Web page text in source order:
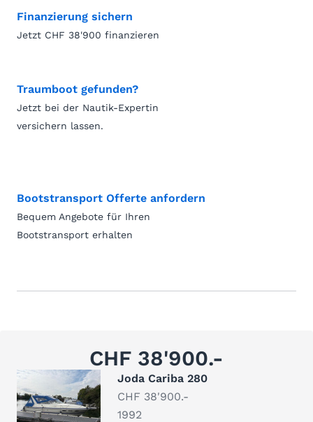
Finanzierung sichern
Jetzt CHF 38'900 finanzieren
Traumboot gefunden?
Jetzt bei der Nautik-Expertin
versichern lassen.
Bootstransport Offerte anfordern
Bequem Angebote für Ihren
Bootstransport erhalten
CHF 38'900.-
Joda Cariba 280
CHF 38'900.-
1992